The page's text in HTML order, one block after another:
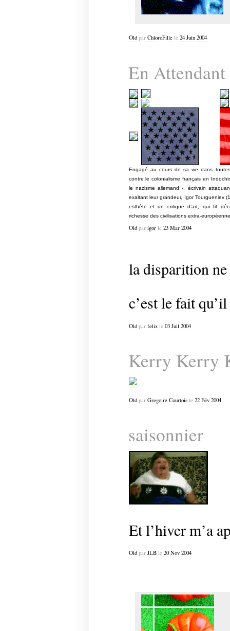
Oldpar ChloroFillele 24 Juin 2004
En
Engagé au cours de sa vie dans
contre le colonialisme français en
le nazisme allemand -, écrivain
exaltant leur grandeur, Igor Tourgueniev
esthète et un critique d’art , qui fit
richesse des civilisations extra-
Oldpar igorle 23 Mar 2004
la disparition
c’est le fait
Oldpar felixle 03 Juil 2004
Kerry Kerry
Oldpar Gregoire Courtoisle 22 Fév 2004
saisonnier
Et l’hiver m’a
Oldpar JLBle 20 Nov 2004